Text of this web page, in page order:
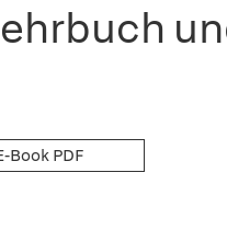
Book PDF